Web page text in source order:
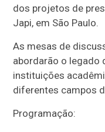
dos projetos de
Japi, em São Paulo.
As mesas de
abordarão o legado
instituições
diferentes campos
Programação: